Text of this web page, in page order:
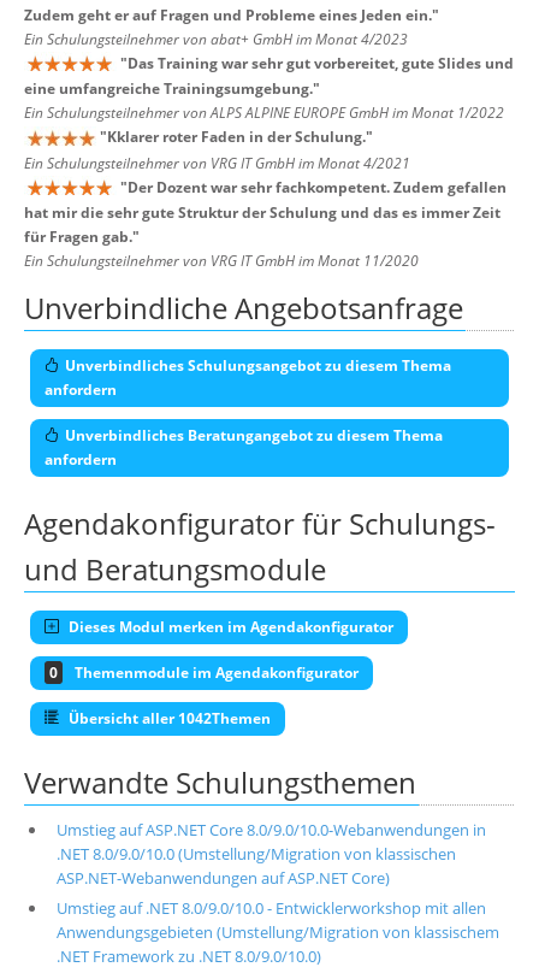
Zudem geht er auf Fragen und Probleme eines Jeden ein."
Ein Schulungsteilnehmer von abat+ GmbH im Monat 4/2023
"Das Training war sehr gut vorbereitet, gute Slides und
eine umfangreiche Trainingsumgebung."
Ein Schulungsteilnehmer von ALPS ALPINE EUROPE GmbH im Monat 1/2022
"Kklarer roter Faden in der Schulung."
Ein Schulungsteilnehmer von VRG IT GmbH im Monat 4/2021
"Der Dozent war sehr fachkompetent. Zudem gefallen
hat mir die sehr gute Struktur der Schulung und das es immer Zeit
für Fragen gab."
Ein Schulungsteilnehmer von VRG IT GmbH im Monat 11/2020
Unverbindliche Angebotsanfrage
Unverbindliches Schulungsangebot zu diesem Thema
anfordern
Unverbindliches Beratungangebot zu diesem Thema
anfordern
Agendakonfigurator für Schulungs-
und Beratungsmodule
Dieses Modul merken im Agendakonfigurator
0 Themenmodule im Agendakonfigurator
Übersicht aller 1042Themen
Verwandte Schulungsthemen
Umstieg auf ASP.NET Core 8.0/9.0/10.0-Webanwendungen in
.NET 8.0/9.0/10.0 (Umstellung/Migration von klassischen
ASP.NET-Webanwendungen auf ASP.NET Core)
Umstieg auf .NET 8.0/9.0/10.0 - Entwicklerworkshop mit allen
Anwendungsgebieten (Umstellung/Migration von klassischem
.NET Framework zu .NET 8.0/9.0/10.0)